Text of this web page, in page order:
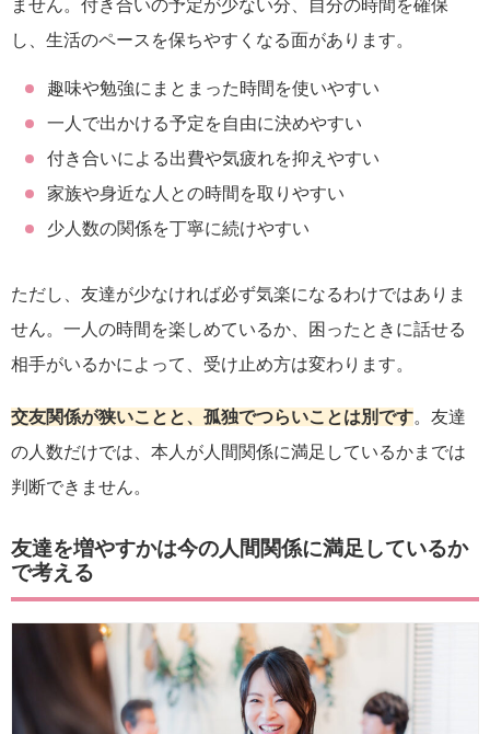
ません。付き合いの予定が少ない分、自分の時間を確保
し、生活のペースを保ちやすくなる面があります。
趣味や勉強にまとまった時間を使いやすい
一人で出かける予定を自由に決めやすい
付き合いによる出費や気疲れを抑えやすい
家族や身近な人との時間を取りやすい
少人数の関係を丁寧に続けやすい
ただし、友達が少なければ必ず気楽になるわけではありま
せん。一人の時間を楽しめているか、困ったときに話せる
相手がいるかによって、受け止め方は変わります。
交友関係が狭いことと、孤独でつらいことは別です。友達
の人数だけでは、本人が人間関係に満足しているかまでは
判断できません。
友達を増やすかは今の人間関係に満足しているか
で考える